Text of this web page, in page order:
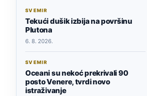
SVEMIR
Tekući dušik izbija na površinu
Plutona
6. 8. 2026.
SVEMIR
Oceani su nekoć prekrivali 90
posto Venere, tvrdi novo
istraživanje